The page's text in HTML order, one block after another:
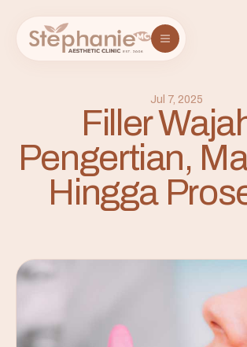
Jul 7, 2025
Filler
Pengertian,
Hingga